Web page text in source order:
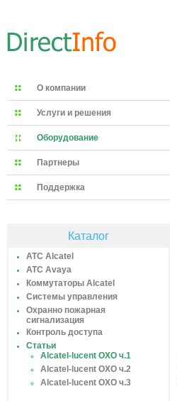
О компании
Услуги и решения
Оборудование
Партнеры
Поддержка
Каталог
АТС Alcatel
АТС Avaya
Коммутаторы Alcatel
Системы управления
Охранно пожарная
сигнализация
Контроль доступа
Статьи
Alcatel-lucent OXO ч.1
Alcatel-lucent OXO ч.2
Alcatel-lucent OXO ч.3